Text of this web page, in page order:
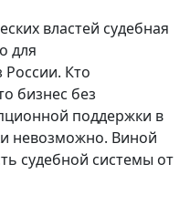
властей судебная
для
России. Кто
бизнес без
поддержки в
невозможно. Виной
судебной системы от